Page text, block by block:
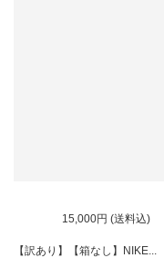
15,000円 (送料込)
【訳あり】【箱なし】NIKE...